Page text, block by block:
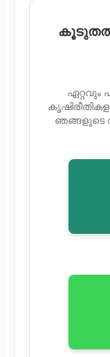
കൂടുതൽ
ഏറ്റവും
ഞങ്ങളുടെ